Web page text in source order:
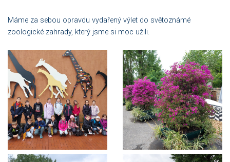
Máme za sebou opravdu vydařený výlet do světoznámé
zoologické zahrady, který jsme si moc užili.